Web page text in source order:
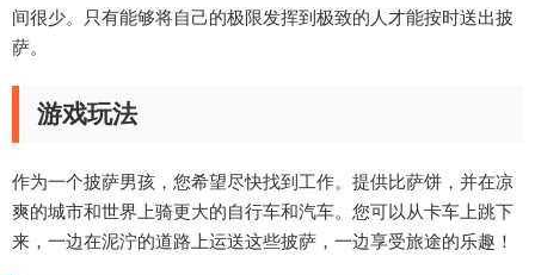
间很少。只有能够将自己的极限发挥到极致的人才能按时送出披
萨。
游戏玩法
作为一个披萨男孩，您希望尽快找到工作。提供比萨饼，并在凉
爽的城市和世界上骑更大的自行车和汽车。您可以从卡车上跳下
来，一边在泥泞的道路上运送这些披萨，一边享受旅途的乐趣！